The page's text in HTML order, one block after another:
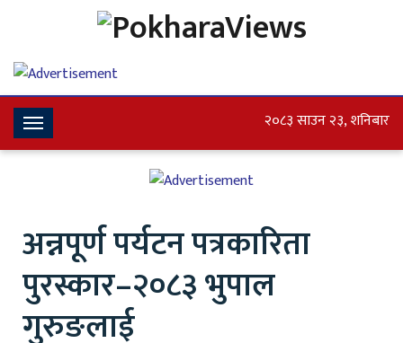
Toggle
Navigation
२०८३ साउन २३, शनिबार
अन्नपूर्ण पर्यटन पत्रकारिता
पुरस्कार–२०८३ भुपाल
गुरुङलाई